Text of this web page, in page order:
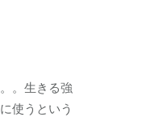
。生きる強
使うという